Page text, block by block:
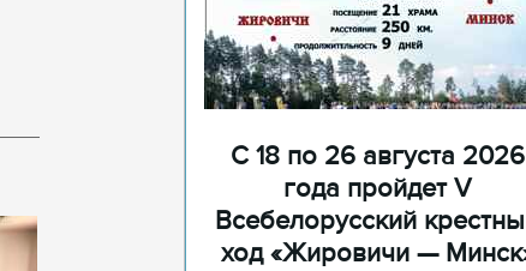
С 18 по 26 августа 2026
года пройдет V
Всебелорусский
ход «Жировичи —